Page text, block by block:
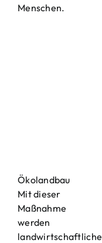
Menschen.
Ökolandbau
Mit dieser
Maßnahme
werden
landwirtschaftliche